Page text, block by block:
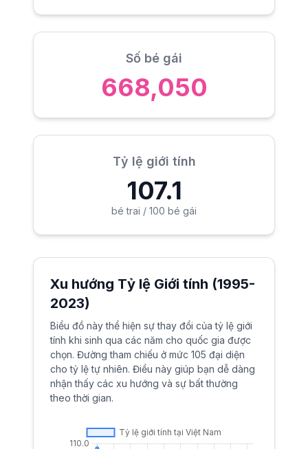
Số bé gái
668,050
Tỷ lệ giới tính
107.1
bé trai / 100 bé gái
Xu hướng Tỷ lệ Giới tính (1995-
2023)
Biểu đồ này thể hiện sự thay đổi của tỷ lệ giới
tính khi sinh qua các năm cho quốc gia được
chọn. Đường tham chiếu ở mức 105 đại diện
cho tỷ lệ tự nhiên. Điều này giúp bạn dễ dàng
nhận thấy các xu hướng và sự bất thường
theo thời gian.